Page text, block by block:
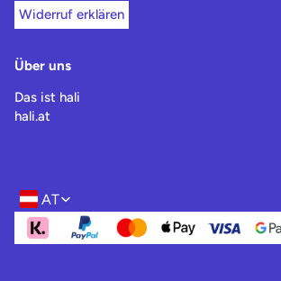
Widerruf erklären
Über uns
Das ist hali
hali.at
Region- und Sprachwahl
AT